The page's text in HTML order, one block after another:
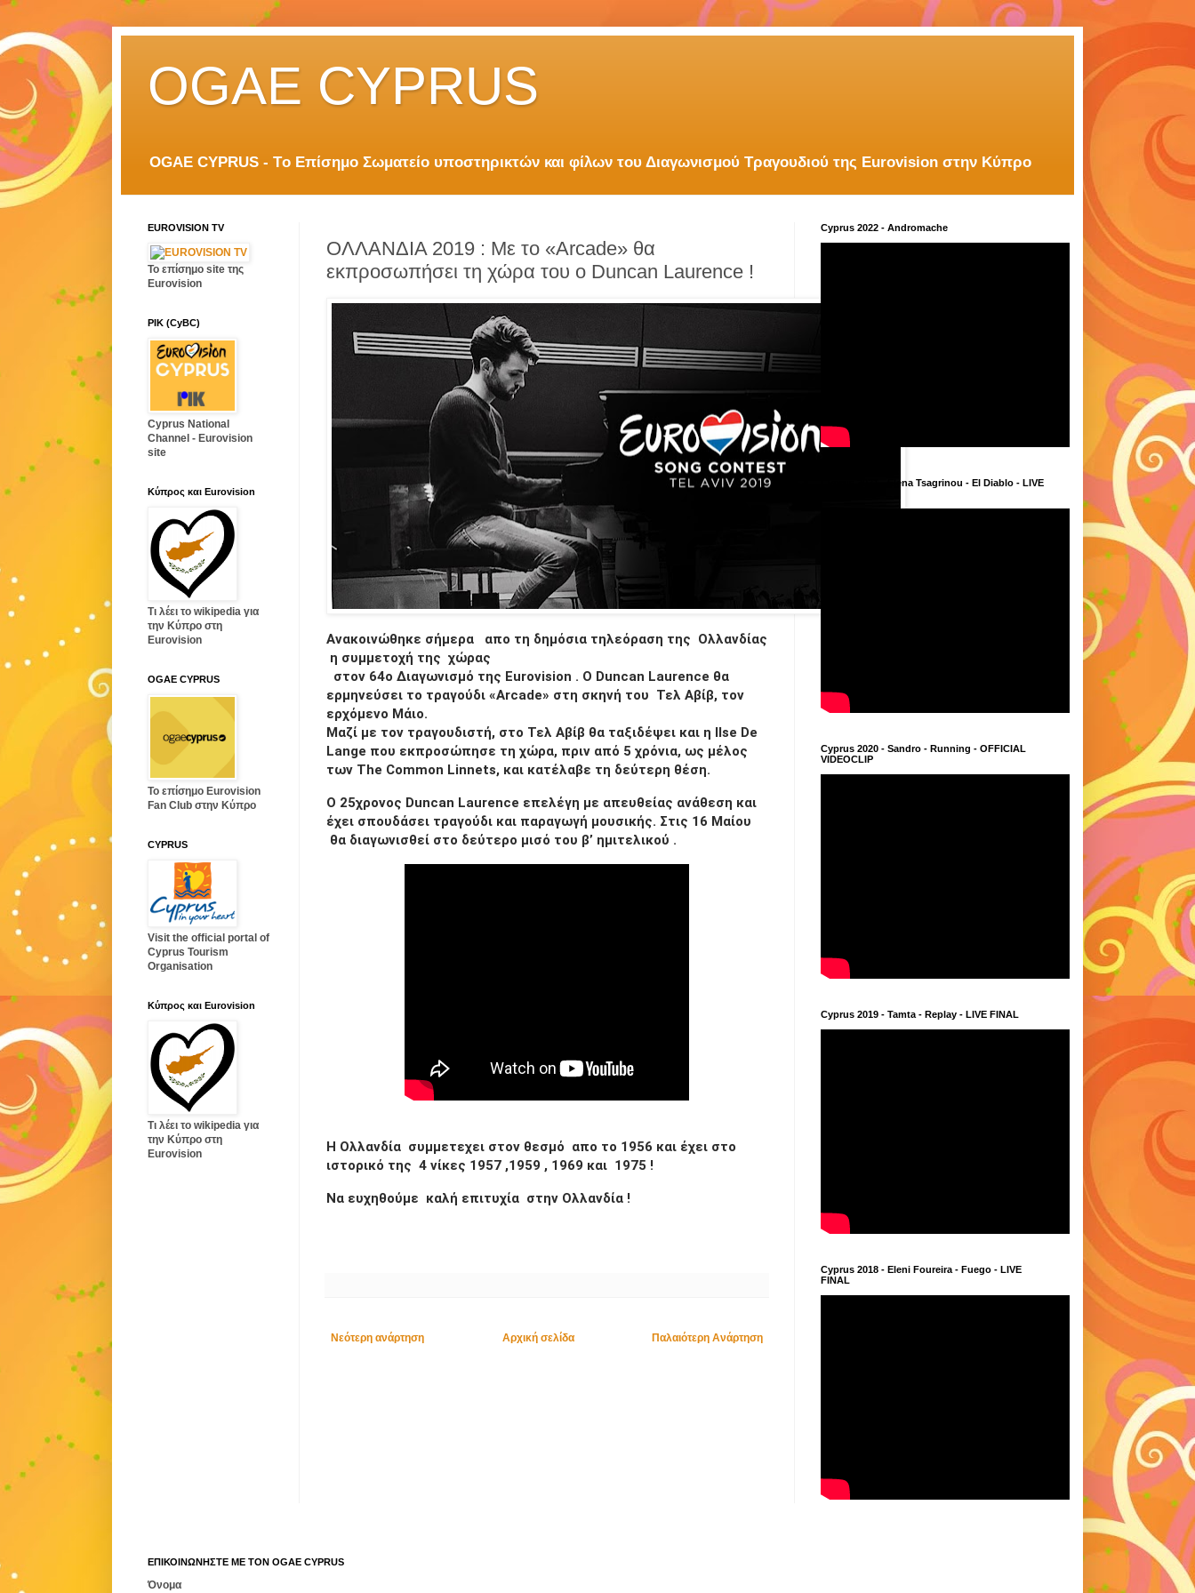
OGAE CYPRUS
OGAE CYPRUS - Tο Επίσημο Σωματείο υποστηρικτών και φίλων του Διαγωνισμού Τραγουδιού της Eurovision στην Κύπρο
ΟΛΛΑΝΔΙΑ 2019 : Με το «Arcade» θα
εκπροσωπήσει τη χώρα του ο Duncan Laurence !
Ανακοινώθηκε σήμερα απο τη δημόσια τηλεόραση της Ολλανδίας
η συμμετοχή της χώρας
στον 64ο Διαγωνισμό της Eurovision . Ο Duncan Laurence θα
ερμηνεύσει το τραγούδι «Arcade» στη σκηνή του Τελ Αβίβ, τον
ερχόμενο Μάιο.
Μαζί με τον τραγουδιστή, στο Τελ Αβίβ θα ταξιδέψει και η Ilse De
Lange που εκπροσώπησε τη χώρα, πριν από 5 χρόνια, ως μέλος
των The Common Linnets, και κατέλαβε τη δεύτερη θέση.
Ο 25χρονος Duncan Laurence επελέγη με απευθείας ανάθεση και
έχει σπουδάσει τραγούδι και παραγωγή μουσικής. Στις 16 Μαίου
θα διαγωνισθεί στο δεύτερο μισό του β’ ημιτελικού .
Η Ολλανδία συμμετεχει στον θεσμό απο το 1956 και έχει στο
ιστορικό της 4 νίκες 1957 ,1959 , 1969 και 1975 !
Να ευχηθούμε καλή επιτυχία στην Ολλανδία !
Νεότερη ανάρτηση Παλαιότερη Ανάρτηση
Αρχική σελίδα
EUROVISION TV
Το επίσημο site της
Eurovision
ΡΙΚ (CyBC)
Cyprus National
Channel - Eurovision
site
Κύπρος και Eurovision
Τι λέει το wikipedia για
την Κύπρο στη
Eurovision
OGAE CYPRUS
Το επίσημο Eurovision
Fan Club στην Κύπρο
CYPRUS
Visit the official portal of
Cyprus Tourism
Organisation
Κύπρος και Eurovision
Τι λέει το wikipedia για
την Κύπρο στη
Eurovision
Cyprus 2022 - Andromache
Cyprus 2021 - Elena Tsagrinou - El Diablo - LIVE
Cyprus 2020 - Sandro - Running - OFFICIAL
VIDEOCLIP
Cyprus 2019 - Tamta - Replay - LIVE FINAL
Cyprus 2018 - Eleni Foureira - Fuego - LIVE
FINAL
ΕΠΙΚΟΙΝΩΝΗΣΤΕ ΜΕ ΤΟΝ ΟGAE CYPRUS
Όνομα